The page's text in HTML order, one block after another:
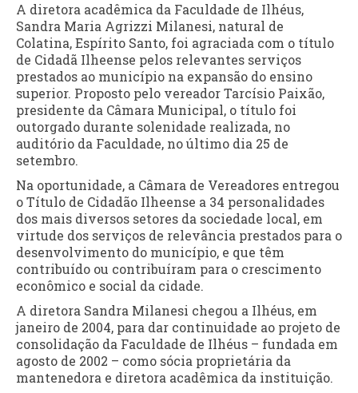
A diretora acadêmica da Faculdade de Ilhéus,
Sandra Maria Agrizzi Milanesi, natural de
Colatina, Espírito Santo, foi agraciada com o título
de Cidadã Ilheense pelos relevantes serviços
prestados ao município na expansão do ensino
superior. Proposto pelo vereador Tarcísio Paixão,
presidente da Câmara Municipal, o título foi
outorgado durante solenidade realizada, no
auditório da Faculdade, no último dia 25 de
setembro.
Na oportunidade, a Câmara de Vereadores entregou
o Título de Cidadão Ilheense a 34 personalidades
dos mais diversos setores da sociedade local, em
virtude dos serviços de relevância prestados para o
desenvolvimento do município, e que têm
contribuído ou contribuíram para o crescimento
econômico e social da cidade.
A diretora Sandra Milanesi chegou a Ilhéus, em
janeiro de 2004, para dar continuidade ao projeto de
consolidação da Faculdade de Ilhéus – fundada em
agosto de 2002 – como sócia proprietária da
mantenedora e diretora acadêmica da instituição.